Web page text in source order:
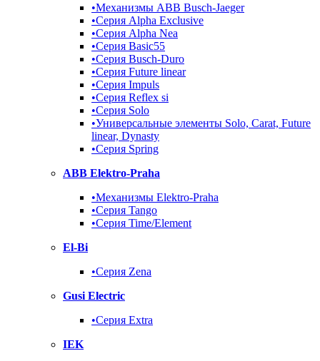
•Механизмы ABB Busch-Jaeger
•Серия Alpha Exclusive
•Серия Alpha Nea
•Серия Basic55
•Серия Busch-Duro
•Серия Future linear
•Серия Impuls
•Серия Reflex si
•Серия Solo
•Универсальные элементы Solo, Carat, Future
linear, Dynasty
•Серия Spring
ABB Elektro-Praha
•Механизмы Elektro-Praha
•Серия Tango
•Серия Time/Element
El-Bi
•Серия Zena
Gusi Electric
•Серия Extra
IEK